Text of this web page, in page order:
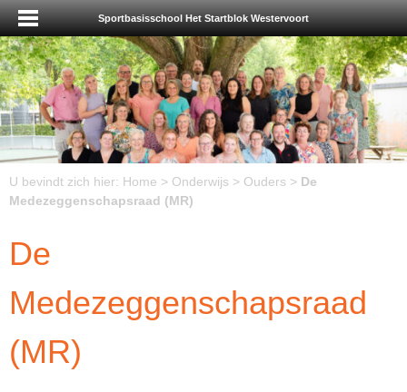
Sportbasisschool Het Startblok Westervoort
U bevindt zich hier: Home > Onderwijs > Ouders > De
Medezeggenschapsraad (MR)
De
Medezeggenschapsraad
(MR)